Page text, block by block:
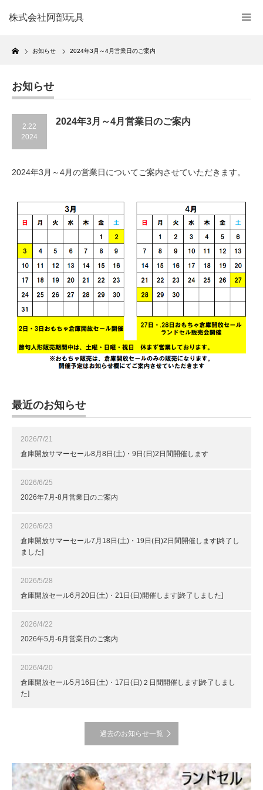
株式会社阿部玩具
Home
お知らせ 2024年3月～4月営業日のご案内
お知らせ
2.22
2024
2024年3月～4月営業日のご案内
2024年3月～4月の営業日についてご案内させていただきます。
最近のお知らせ
2026/7/21
倉庫開放サマーセール8月8日(土)・9日(日)2日間開催します
2026/6/25
2026年7月-8月営業日のご案内
2026/6/23
倉庫開放サマーセール7月18日(土)・19日(日)2日間開催します[終了し
ました]
2026/5/28
倉庫開放セール6月20日(土)・21日(日)開催します[終了しました]
2026/4/22
2026年5月-6月営業日のご案内
2026/4/20
倉庫開放セール5月16日(土)・17日(日)２日間開催します[終了しまし
た]
過去のお知らせ一覧